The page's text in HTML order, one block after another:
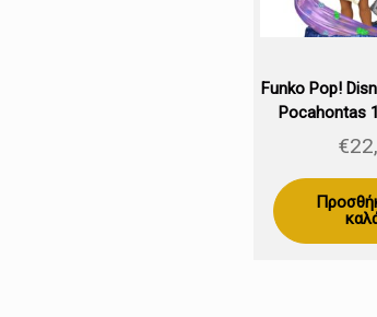
Funko Pop!
Pocahontas
Edition
€